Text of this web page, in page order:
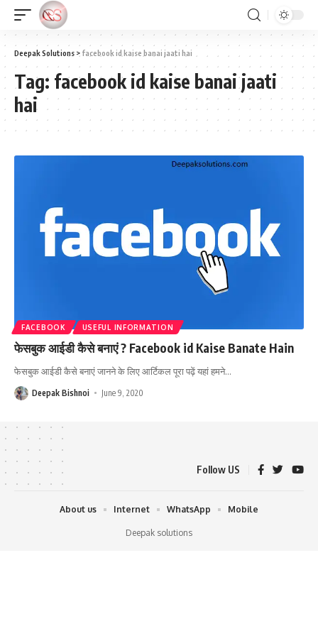
Deepak Solutions > facebook id kaise banai jaati hai
Tag: facebook id kaise banai jaati
hai
FACEBOOK USEFUL INFORMATION
फेसबुक आईडी कैसे बनाएं ? Facebook id Kaise Banate Hain
फेसबुक आईडी कैसे बनाएं जानने के लिए आर्टिकल पूरा पढ़ें यहां हमने…
Deepak Bishnoi June 9, 2020
Follow US
Deepak solutions
About us Internet WhatsApp Mobile